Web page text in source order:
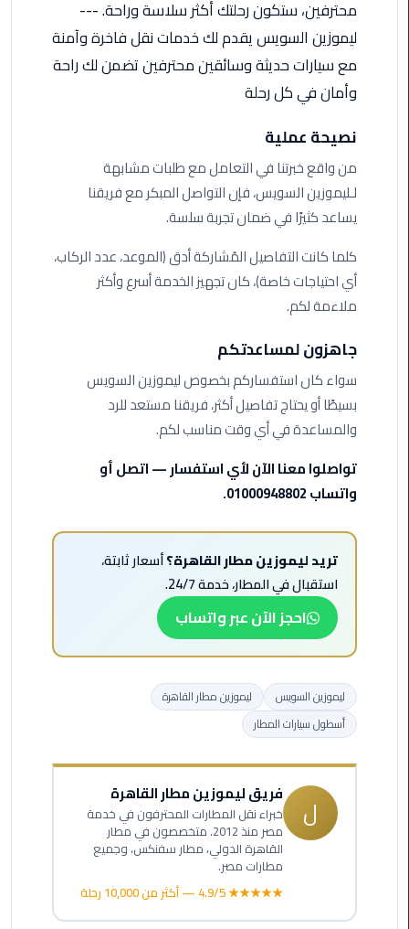
مرسيدس
بالسائق
مطار
العلمين
الجديدة
ليموزين
الاسكندريه
تاكسي
ليموزين
الاسكندريه
الشيخ
تاكسي
الاسكندريه
مطروح
ليموزين
المطار
محترفين، ستكون رحلتك أكثر سلاسة وراحة. ---
ليموزين السويس يقدم لك خدمات نقل فاخرة وآمنة
مع سيارات حديثة وسائقين محترفين تضمن لك راحة
وأمان في كل رحلة
نصيحة عملية
من واقع خبرتنا في التعامل مع طلبات مشابهة
لـليموزين السويس، فإن التواصل المبكر مع فريقنا
يساعد كثيرًا في ضمان تجربة سلسة.
كلما كانت التفاصيل المُشاركة أدق (الموعد، عدد الركاب،
أي احتياجات خاصة)، كان تجهيز الخدمة أسرع وأكثر
ملاءمة لكم.
جاهزون لمساعدتكم
سواء كان استفساركم بخصوص ليموزين السويس
بسيطًا أو يحتاج تفاصيل أكثر، فريقنا مستعد للرد
والمساعدة في أي وقت مناسب لكم.
تواصلوا معنا الآن لأي استفسار — اتصل أو
واتساب 01000948802.
تريد ليموزين مطار القاهرة؟أسعار ثابتة،
استقبال في المطار، خدمة 24/7.
احجز الآن عبر واتساب
ليموزين السويس
ليموزين مطار القاهرة
أسطول سيارات المطار
ل فريق ليموزين مطار القاهرة
خبراء نقل المطارات المحترفون في خدمة
مصر منذ 2012. متخصصون في مطار
القاهرة الدولي، مطار سفنكس، وجميع
مطارات مصر.
★★★★★ 4.9/5 — أكثر من 10,000 رحلة